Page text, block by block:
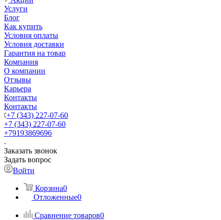
Услуги
Блог
Как купить
Условия оплаты
Условия доставки
Гарантия на товар
Компания
О компании
Отзывы
Карьера
Контакты
Контакты
+7 (343) 227-07-60
+7 (343) 227-07-60
+79193869696
Заказать звонок
Задать вопрос
Войти
Корзина0
Отложенные0
Сравнение товаров0